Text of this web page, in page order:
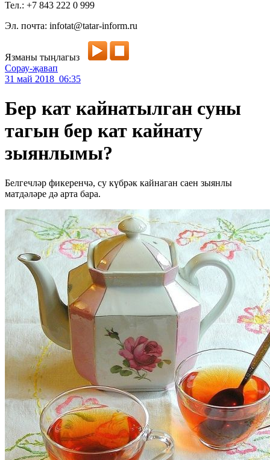
Тел.: +7 843 222 0 999
Эл. почта: infotat@tatar-inform.ru
Язманы тыңлагыз
Сорау-җавап
31 май 2018 06:35
Бер кат кайнатылган суны
тагын бер кат кайнату
зыянлымы?
Белгечләр фикеренчә, су күбрәк кайнаган саен зыянлы
матдәләре дә арта бара.